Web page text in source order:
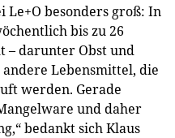
Le+O besonders groß: In
bis zu 26
– darunter Obst und
Lebensmittel, die
werden. Gerade
und daher
bedankt sich Klaus